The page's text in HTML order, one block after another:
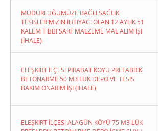
MÜDÜRLÜĞÜMÜZE BAĞLI SAĞLIK
TESISLERIMIZIN İHTIYACI OLAN 12 AYLIK 51
KALEM TIBBI SARF MALZEME MAL ALIM İŞI
(İHALE)
ELEŞKIRT İLÇESI PIRABAT KÖYÜ PREFABRIK
BETONARME 50 M3 LÜK DEPO VE TESIS
BAKIM ONARIM İŞI (İHALE)
ELEŞKIRT İLÇESI ALAGÜN KÖYÜ 75 M3 LÜK